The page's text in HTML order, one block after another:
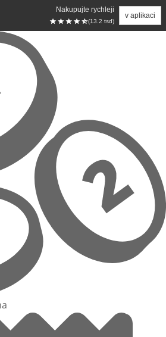
Nakupujte rychleji
(13.2 tsd)
v aplikaci